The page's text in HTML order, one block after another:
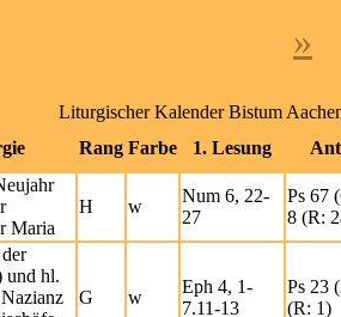
»
Liturgischer Kalender Bistum
Rang Farbe 1. Lesung
Maria
H w
Num 6, 22-
27
Ps 67
8 (R:
und hl.
G w
Eph 4, 1-
7.11-13
Ps 23
(R: 1)